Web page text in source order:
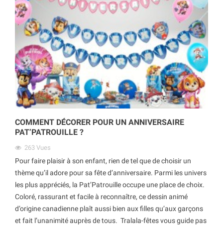
COMMENT DÉCORER POUR UN ANNIVERSAIRE
PAT’PATROUILLE ?
263 Vues
Pour faire plaisir à son enfant, rien de tel que de choisir un
thème qu’il adore pour sa fête d’anniversaire. Parmi les univers
les plus appréciés, la Pat’Patrouille occupe une place de choix.
Coloré, rassurant et facile à reconnaître, ce dessin animé
d’origine canadienne plaît aussi bien aux filles qu’aux garçons
et fait l’unanimité auprès de tous. Tralala-fêtes vous guide pas